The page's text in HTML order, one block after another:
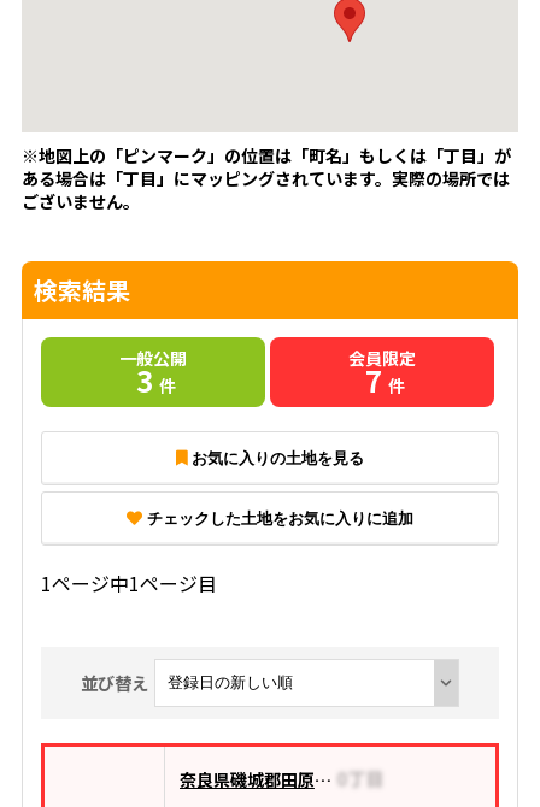
※地図上の「ピンマーク」の位置は「町名」もしくは「丁目」が
ある場合は「丁目」にマッピングされています。 実際の場所では
ございません。
検索結果
一般公開
3 件
会員限定
7 件
お気に入りの土地を見る
チェックした土地をお気に入りに追加
1ページ中1ページ目
並び替え
奈良県磯城郡田原本町大字阪手